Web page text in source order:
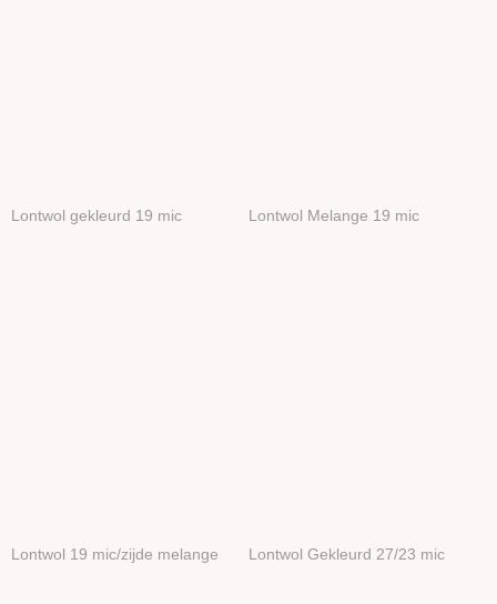
Lontwol gekleurd 19 mic Lontwol Melange 19 mic
Lontwol 19 mic/zijde melange Lontwol Gekleurd 27/23 mic